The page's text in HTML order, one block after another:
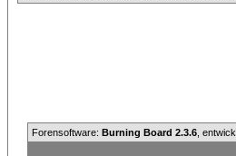
Forensoftware: Burning Board 2.3.6 ,